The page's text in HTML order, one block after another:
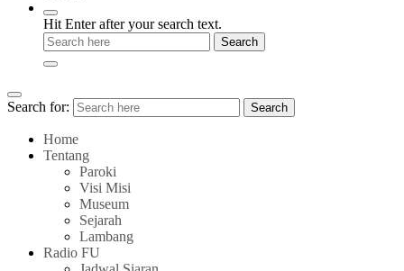
Hit Enter after your search text.
Search for: Search
Home
Tentang
Paroki
Visi Misi
Museum
Sejarah
Lambang
Radio FU